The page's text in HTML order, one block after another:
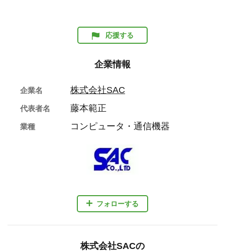
応援する
企業情報
フォローする
企業名 株式会社SAC
代表者名 藤本範正
業種 コンピュータ・通信機器
株式会社SACの